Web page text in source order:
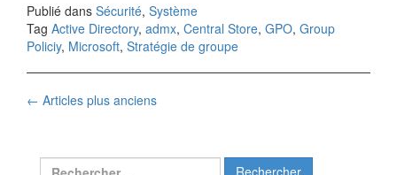
Publié dans Sécurité, Système
Tag Active Directory, admx, Central Store, GPO, Group
Policiy, Microsoft, Stratégie de groupe
Navigation
← Articles plus anciens
Rechercher :